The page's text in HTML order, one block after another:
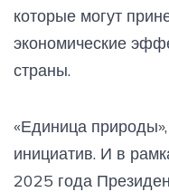
которые могут
экономические
страны.
«Единица
инициатив. И в
2025 года